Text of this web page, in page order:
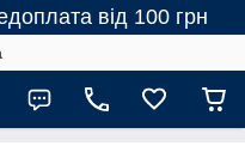
від 100 грн